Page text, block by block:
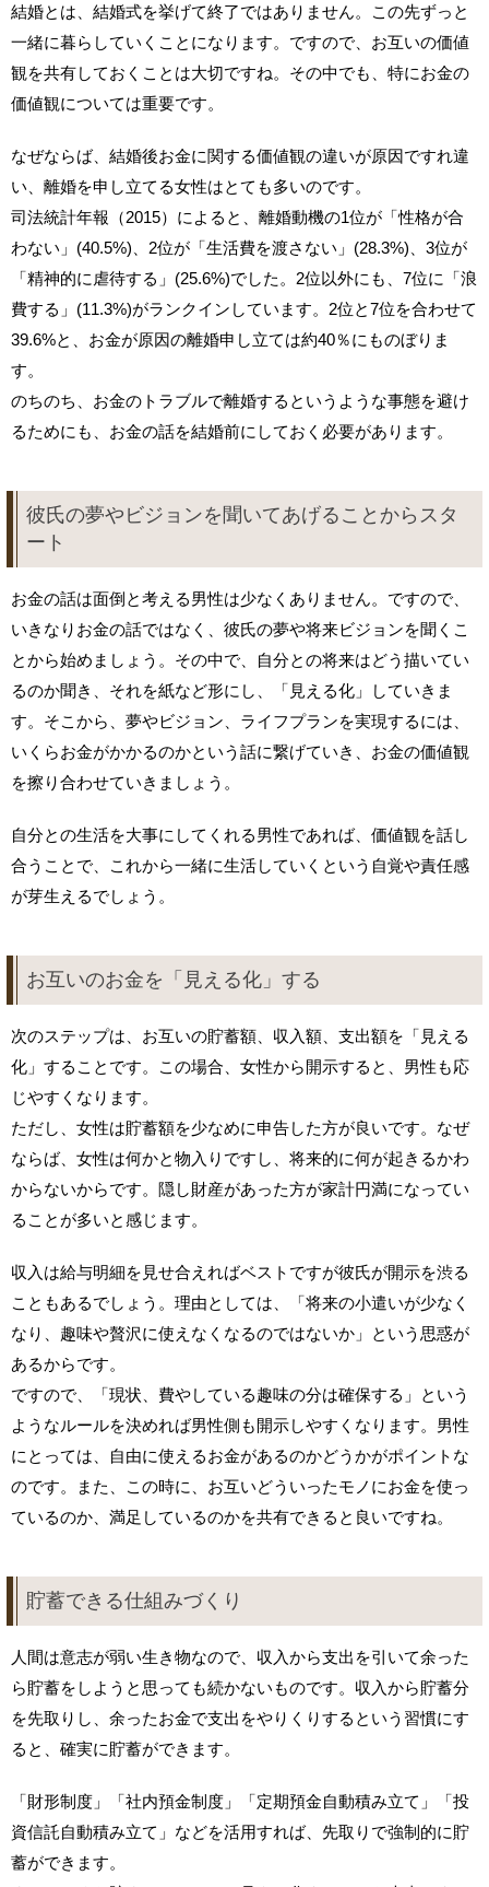
結婚とは、結婚式を挙げて終了ではありません。この先ずっと
一緒に暮らしていくことになります。ですので、お互いの価値
観を共有しておくことは大切ですね。その中でも、特にお金の
価値観については重要です。
なぜならば、結婚後お金に関する価値観の違いが原因ですれ違
い、離婚を申し立てる女性はとても多いのです。
司法統計年報（2015）によると、離婚動機の1位が「性格が合
わない」(40.5%)、2位が「生活費を渡さない」(28.3%)、3位が
「精神的に虐待する」(25.6%)でした。2位以外にも、7位に「浪
費する」(11.3%)がランクインしています。2位と7位を合わせて
39.6%と、お金が原因の離婚申し立ては約40％にものぼりま
す。
のちのち、お金のトラブルで離婚するというような事態を避け
るためにも、お金の話を結婚前にしておく必要があります。
彼氏の夢やビジョンを聞いてあげることからスタ
ート
お金の話は面倒と考える男性は少なくありません。ですので、
いきなりお金の話ではなく、彼氏の夢や将来ビジョンを聞くこ
とから始めましょう。その中で、自分との将来はどう描いてい
るのか聞き、それを紙など形にし、「見える化」していきま
す。そこから、夢やビジョン、ライフプランを実現するには、
いくらお金がかかるのかという話に繋げていき、お金の価値観
を擦り合わせていきましょう。
自分との生活を大事にしてくれる男性であれば、価値観を話し
合うことで、これから一緒に生活していくという自覚や責任感
が芽生えるでしょう。
お互いのお金を「見える化」する
次のステップは、お互いの貯蓄額、収入額、支出額を「見える
化」することです。この場合、女性から開示すると、男性も応
じやすくなります。
ただし、女性は貯蓄額を少なめに申告した方が良いです。なぜ
ならば、女性は何かと物入りですし、将来的に何が起きるかわ
からないからです。隠し財産があった方が家計円満になってい
ることが多いと感じます。
収入は給与明細を見せ合えればベストですが彼氏が開示を渋る
こともあるでしょう。理由としては、「将来の小遣いが少なく
なり、趣味や贅沢に使えなくなるのではないか」という思惑が
あるからです。
ですので、「現状、費やしている趣味の分は確保する」という
ようなルールを決めれば男性側も開示しやすくなります。男性
にとっては、自由に使えるお金があるのかどうかがポイントな
のです。また、この時に、お互いどういったモノにお金を使っ
ているのか、満足しているのかを共有できると良いですね。
貯蓄できる仕組みづくり
人間は意志が弱い生き物なので、収入から支出を引いて余った
ら貯蓄をしようと思っても続かないものです。収入から貯蓄分
を先取りし、余ったお金で支出をやりくりするという習慣にす
ると、確実に貯蓄ができます。
「財形制度」「社内預金制度」「定期預金自動積み立て」「投
資信託自動積み立て」などを活用すれば、先取りで強制的に貯
蓄ができます。